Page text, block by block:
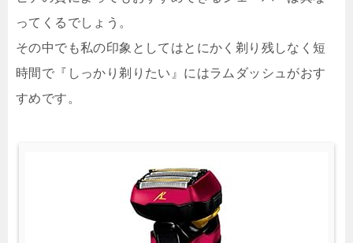
ってくるでしょう。
その中でも私の印象としてはとにかく剃り残しなく短
時間で『しっかり剃りたい』にはラムダッシュがおす
すめです。